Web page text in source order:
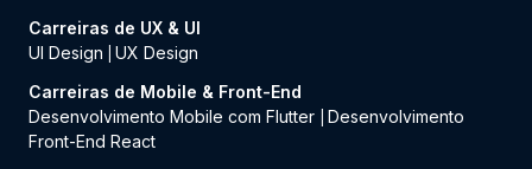
Carreiras de UX & UI
UI Design
UX Design
Carreiras de Mobile & Front-End
Desenvolvimento Mobile com Flutter
Desenvolvimento
Front-End React